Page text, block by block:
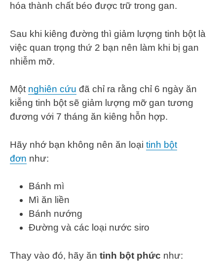
hóa thành chất béo được trữ trong gan.
Sau khi kiêng đường thì giảm lượng tinh bột là
việc quan trọng thứ 2 bạn nên làm khi bị gan
nhiễm mỡ.
Một nghiên cứu đã chỉ ra rằng chỉ 6 ngày ăn
kiễng tinh bột sẽ giảm lượng mỡ gan tương
đương với 7 tháng ăn kiêng hỗn hợp.
Hãy nhớ bạn không nên ăn loại tinh bột
đơn như:
Bánh mì
Mì ăn liền
Bánh nướng
Đường và các loại nước siro
Thay vào đó, hãy ăn tinh bột phức như: